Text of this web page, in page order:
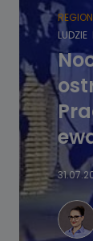
REGION
LUDZIE